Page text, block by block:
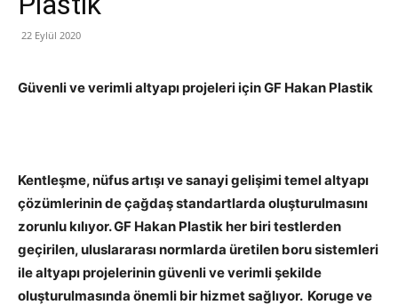
22 Eylül 2020
Güvenli ve verimli altyapı projeleri için GF Hakan Plastik
Kentleşme, nüfus artışı ve sanayi gelişimi temel altyapı
çözümlerinin de çağdaş standartlarda oluşturulmasını
zorunlu kılıyor. GF Hakan Plastik her biri testlerden
geçirilen, uluslararası normlarda üretilen boru sistemleri
ile altyapı projelerinin güvenli ve verimli şekilde
oluşturulmasında önemli bir hizmet sağlıyor. Koruge ve